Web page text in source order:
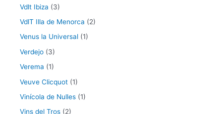
Vdlt Ibiza (3)
VdlT Illa de Menorca (2)
Venus la Universal (1)
Verdejo (3)
Verema (1)
Veuve Clicquot (1)
Vinícola de Nulles (1)
Vins del Tros (2)